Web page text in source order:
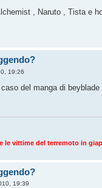
, Naruto , Tista e
19:26
del manga di
le vittime del terremoto in
19:39